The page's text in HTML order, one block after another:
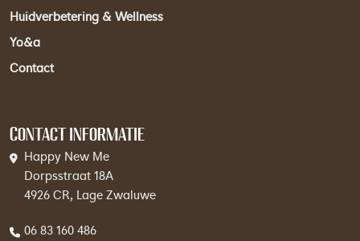
Huidverbetering & Wellness
Yo&a
Contact
Contact informatie
Happy New Me
Dorpsstraat 18A
4926 CR, Lage Zwaluwe
06 83 160 486